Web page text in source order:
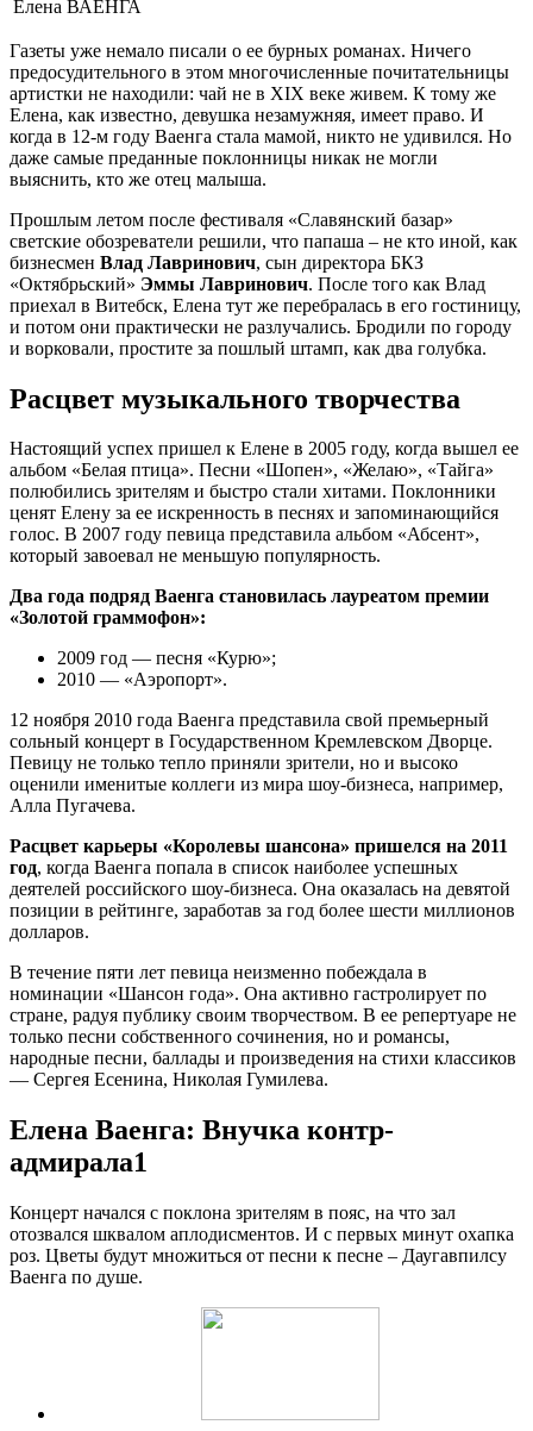
Елена ВАЕНГА
Газеты уже немало писали о ее бурных романах. Ничего
предосудительного в этом многочисленные почитательницы
артистки не находили: чай не в XIX веке живем. К тому же
Елена, как известно, девушка незамужняя, имеет право. И
когда в 12-м году Ваенга стала мамой, никто не удивился. Но
даже самые преданные поклонницы никак не могли
выяснить, кто же отец малыша.
Прошлым летом после фестиваля «Славянский базар»
светские обозреватели решили, что папаша – не кто иной, как
бизнесмен Влад Лавринович, сын директора БКЗ
«Октябрьский» Эммы Лавринович. После того как Влад
приехал в Витебск, Елена тут же перебралась в его гостиницу,
и потом они практически не разлучались. Бродили по городу
и ворковали, простите за пошлый штамп, как два голубка.
Расцвет музыкального творчества
Настоящий успех пришел к Елене в 2005 году, когда вышел ее
альбом «Белая птица». Песни «Шопен», «Желаю», «Тайга»
полюбились зрителям и быстро стали хитами. Поклонники
ценят Елену за ее искренность в песнях и запоминающийся
голос. В 2007 году певица представила альбом «Абсент»,
который завоевал не меньшую популярность.
Два года подряд Ваенга становилась лауреатом премии
«Золотой граммофон»:
2009 год — песня «Курю»;
2010 — «Аэропорт».
12 ноября 2010 года Ваенга представила свой премьерный
сольный концерт в Государственном Кремлевском Дворце.
Певицу не только тепло приняли зрители, но и высоко
оценили именитые коллеги из мира шоу-бизнеса, например,
Алла Пугачева.
Расцвет карьеры «Королевы шансона» пришелся на 2011
год, когда Ваенга попала в список наиболее успешных
деятелей российского шоу-бизнеса. Она оказалась на девятой
позиции в рейтинге, заработав за год более шести миллионов
долларов.
В течение пяти лет певица неизменно побеждала в
номинации «Шансон года». Она активно гастролирует по
стране, радуя публику своим творчеством. В ее репертуаре не
только песни собственного сочинения, но и романсы,
народные песни, баллады и произведения на стихи классиков
— Сергея Есенина, Николая Гумилева.
Елена Ваенга: Внучка контр-
адмирала1
Концерт начался с поклона зрителям в пояс, на что зал
отозвался шквалом аплодисментов. И с первых минут охапка
роз. Цветы будут множиться от песни к песне – Даугавпилсу
Ваенга по душе.